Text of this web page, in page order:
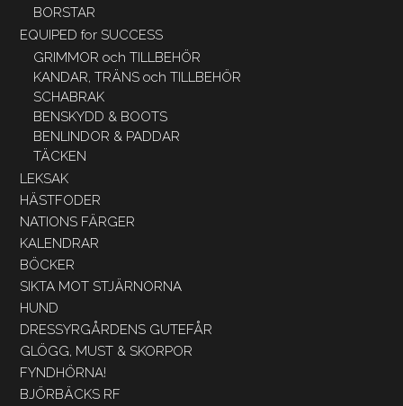
BORSTAR
EQUIPED for SUCCESS
GRIMMOR och TILLBEHÖR
KANDAR, TRÄNS och TILLBEHÖR
SCHABRAK
BENSKYDD & BOOTS
BENLINDOR & PADDAR
TÄCKEN
LEKSAK
HÄSTFODER
NATIONS FÄRGER
KALENDRAR
BÖCKER
SIKTA MOT STJÄRNORNA
HUND
DRESSYRGÅRDENS GUTEFÅR
GLÖGG, MUST & SKORPOR
FYNDHÖRNA!
BJÖRBÄCKS RF